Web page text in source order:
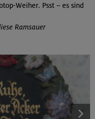
Weiher. Psst – es sind
Ramsauer